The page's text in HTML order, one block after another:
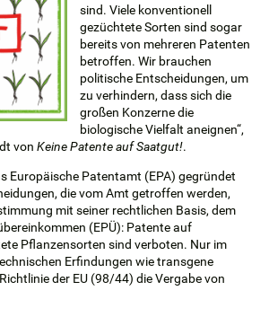
sind. Viele konventionell
gezüchtete Sorten sind sogar
bereits von mehreren Patenten
betroffen. Wir brauchen
politische Entscheidungen, um
zu verhindern, dass sich die
großen Konzerne die
biologische Vielfalt aneignen“,
von Keine Patente auf Saatgut!.
Europäische Patentamt (EPA) gegründet
die vom Amt getroffen werden,
mit seiner rechtlichen Basis, dem
(EPÜ): Patente auf
Pflanzensorten sind verboten. Nur im
Erfindungen wie transgene
der EU (98/44) die Vergabe von